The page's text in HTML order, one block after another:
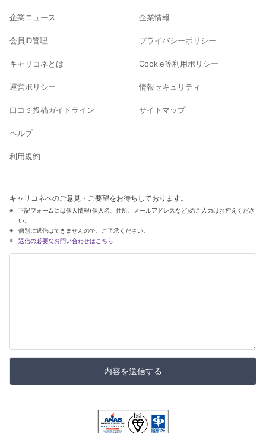
企業ニュース
会員ID管理
キャリコネとは
運営ポリシー
口コミ投稿ガイドライン
ヘルプ
利用規約
企業情報
プライバシーポリシー
Cookie等利用ポリシー
情報セキュリティ
サイトマップ
キャリコネへのご意見・ご要望をお待ちしております。
下記フォームには個人情報(個人名、住所、メールアドレスなど)のご入力はお控えくださ
い。
個別に返信はできませんので、ご了承ください。
返信の必要なお問い合わせはこちら
内容を送信する